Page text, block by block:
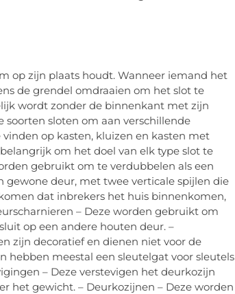
op zijn plaats houdt. Wanneer iemand het
de grendel omdraaien om het slot te
wordt zonder de binnenkant met zijn
sloten om aan verschillende
op kasten, kluizen en kasten met
om het doel van elk type slot te
gebruikt om te verdubbelen als een
gewone deur, met twee verticale spijlen die
dat inbrekers het huis binnenkomen,
– Deze worden gebruikt om
op een andere houten deur. –
zijn decoratief en dienen niet voor de
hebben meestal een sleutelgat voor sleutels
– Deze verstevigen het deurkozijn
het gewicht. – Deurkozijnen – Deze worden